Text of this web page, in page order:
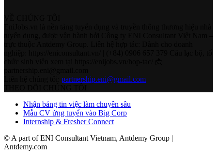
partnership.eni@gmail.com
Nhận bảng tin việc làm chuyên sâu
Mẫu CV ứng tuyển vào Big Corp
Internship & Fresher Connect
© A part of ENI Consultant Vietnam, Antdemy Group |
Antdemy.com